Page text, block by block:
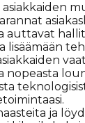
asiakkaiden
auttavat
lisäämään
nopeasta
ja